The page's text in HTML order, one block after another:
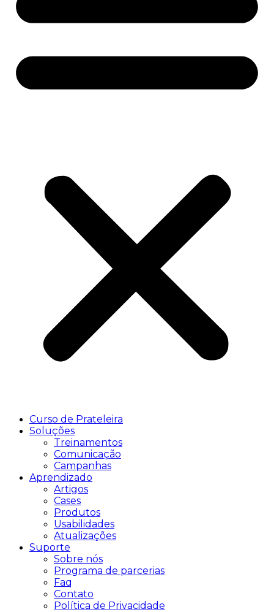
Curso de Prateleira
Soluções
Treinamentos
Comunicação
Campanhas
Aprendizado
Artigos
Cases
Produtos
Usabilidades
Atualizações
Suporte
Sobre nós
Programa de parcerias
Faq
Contato
Política de Privacidade